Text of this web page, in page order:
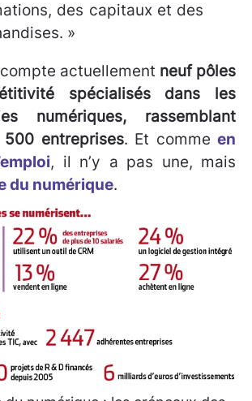
des capitaux et des
»
actuellement neuf pôles
spécialisés dans les
numériques, rassemblant
entreprises. Et commeen
, il n’y a pas une, mais
du numérique.